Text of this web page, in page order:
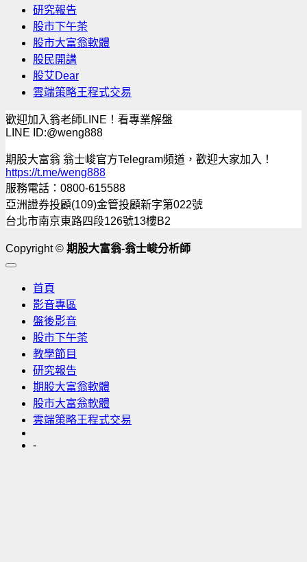
研究報告
股市下午茶
股市大富翁軟體
股民開講
股艾Dear
雲端策略王程式交易
歡迎加入翁老師LINE！看專業解盤
LINE ID:@weng888
期股大富翁 翁士峻官方Telegram頻道，歡迎大家加入！
https://t.me/weng888
服務電話：0800-615588
亞洲證券投顧(109)金管投顧新字第022號
台北市南京東路四段126號13樓B2
Copyright © 期股大富翁-翁士峻分析師
首頁
影音專區
盤後影音
股市下午茶
教學節目
研究報告
期股大富翁軟體
股市大富翁軟體
雲端策略王程式交易
-